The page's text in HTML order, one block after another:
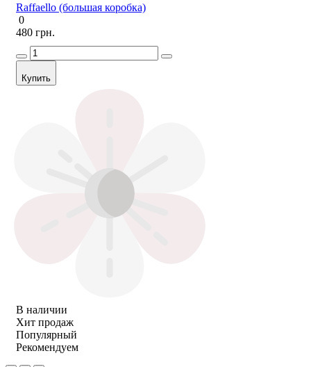
Raffaello (большая коробка)
0
480 грн.
Купить
В наличии
Хит продаж
Популярный
Рекомендуем